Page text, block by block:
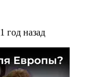
1 год назад